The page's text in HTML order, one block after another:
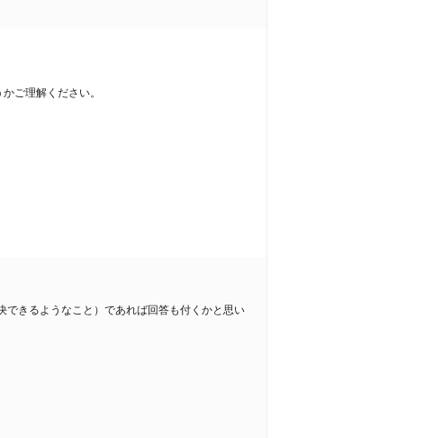
ご理解ください。
きるようなこと）であれば回答も付くかと思い